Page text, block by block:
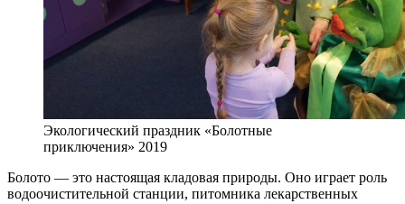
Экологический праздник «Болотные
приключения» 2019
Болото — это настоящая кладовая природы. Оно играет роль
водоочистительной станции, питомника лекарственных